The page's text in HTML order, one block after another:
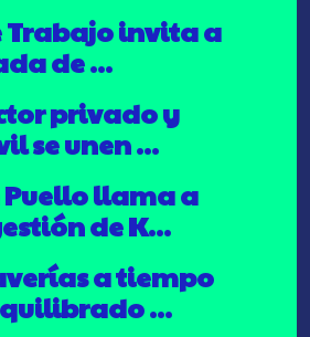
Trabajo invita a
de ...
privado y
se unen ...
Puello llama a
de K...
a tiempo
...